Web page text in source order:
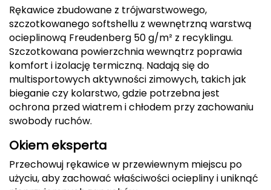
Darn Tough
Deuter
Dolomite
E
EISBAR
ENERO
ENERO CAMP
Rękawice zbudowane z trójwarstwowego,
szczotkowanego softshellu z wewnętrzną warstwą
ocieplinową Freudenberg 50 g/m² z recyklingu.
Szczotkowana powierzchnia wewnątrz poprawia
komfort i izolację termiczną. Nadają się do
multisportowych aktywności zimowych, takich jak
bieganie czy kolarstwo, gdzie potrzebna jest
ochrona przed wiatrem i chłodem przy zachowaniu
swobody ruchów.
Okiem eksperta
Przechowuj rękawice w przewiewnym miejscu po
użyciu, aby zachować właściwości ociepliny i uniknąć